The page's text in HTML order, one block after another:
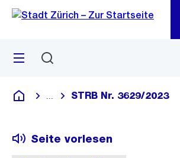
Navigation
Sprunglink
Menü
Deutsch
Blende alle Breadcrumbs ein
STRB Nr. 3629/2023
Seite vorlesen